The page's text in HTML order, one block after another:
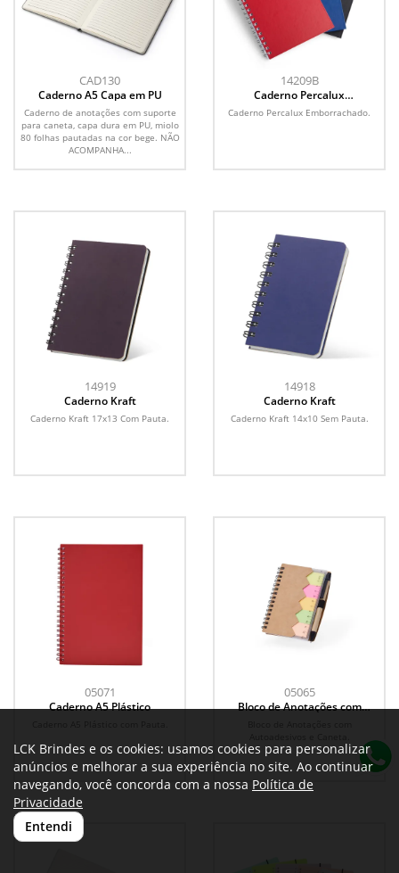
CAD130
Caderno A5 Capa em PU
Caderno de anotações com suporte
para caneta, capa dura em PU, miolo
80 folhas pautadas na cor bege. NÃO
ACOMPANHA...
14209B
Caderno Percalux
Emborrachado
Caderno Percalux Emborrachado.
14919
Caderno Kraft
Caderno Kraft 17x13 Com Pauta.
14918
Caderno Kraft
Caderno Kraft 14x10 Sem Pauta.
05071
Caderno A5 Plástico
05065
Bloco de Anotações com
LCK Brindes e os cookies: usamos cookies para personalizar
anúncios e melhorar a sua experiência no site. Ao continuar
navegando, você concorda com a nossa Política de
Privacidade
Entendi